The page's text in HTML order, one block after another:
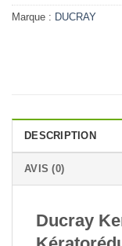
Marque : DUCRAY
DESCRIPTION
AVIS (0)
Ducray